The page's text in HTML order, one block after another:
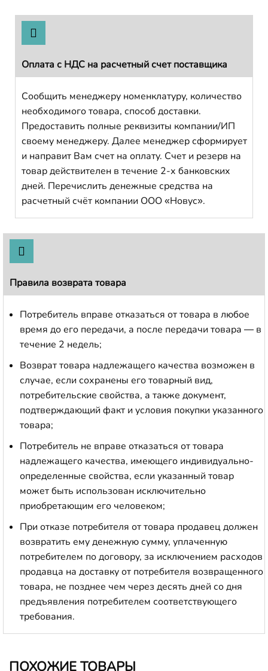
Оплата с НДС на расчетный счет поставщика
Сообщить менеджеру номенклатуру, количество
необходимого товара, способ доставки.
Предоставить полные реквизиты компании/ИП
своему менеджеру. Далее менеджер сформирует
и направит Вам счет на оплату. Счет и резерв на
товар действителен в течение 2-х банковских
дней. Перечислить денежные средства на
расчетный счёт компании ООО «Новус».
Правила возврата товара
Потребитель вправе отказаться от товара в любое
время до его передачи, а после передачи товара — в
течение 2 недель;
Возврат товара надлежащего качества возможен в
случае, если сохранены его товарный вид,
потребительские свойства, а также документ,
подтверждающий факт и условия покупки указанного
товара;
Потребитель не вправе отказаться от товара
надлежащего качества, имеющего индивидуально-
определенные свойства, если указанный товар
может быть использован исключительно
приобретающим его человеком;
При отказе потребителя от товара продавец должен
возвратить ему денежную сумму, уплаченную
потребителем по договору, за исключением расходов
продавца на доставку от потребителя возвращенного
товара, не позднее чем через десять дней со дня
предъявления потребителем соответствующего
требования.
ПОХОЖИЕ ТОВАРЫ